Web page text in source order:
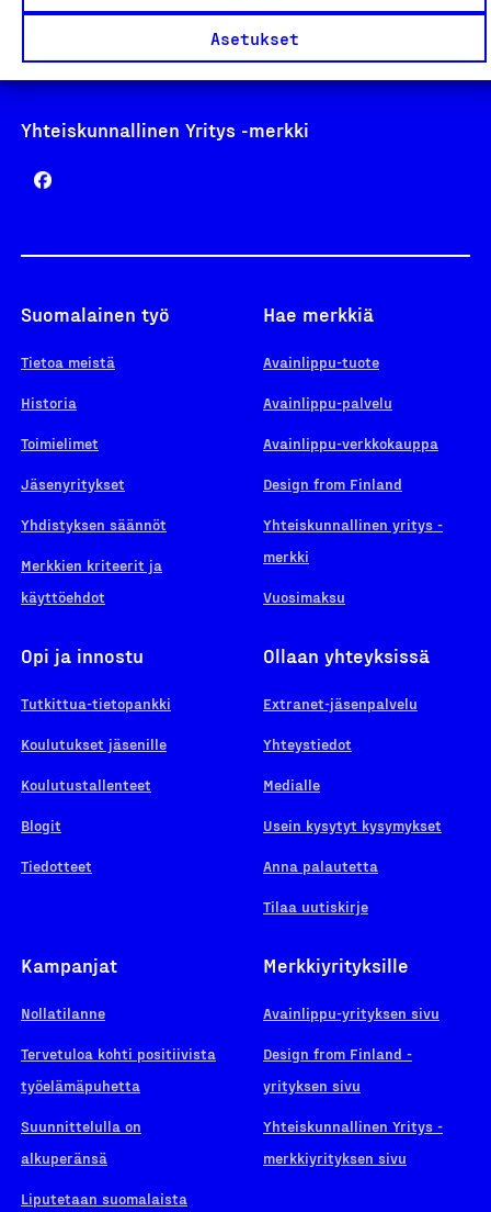
Asetukset
Design From Finland
Yhteiskunnallinen Yritys -merkki
Suomalainen työ
Tietoa meistä
Historia
Toimielimet
Jäsenyritykset
Yhdistyksen säännöt
Merkkien kriteerit ja
käyttöehdot
Hae merkkiä
Avainlippu-tuote
Avainlippu-palvelu
Avainlippu-verkkokauppa
Design from Finland
Yhteiskunnallinen yritys -
merkki
Vuosimaksu
Opi ja innostu
Tutkittua-tietopankki
Koulutukset jäsenille
Koulutustallenteet
Blogit
Tiedotteet
Ollaan yhteyksissä
Extranet-jäsenpalvelu
Yhteystiedot
Medialle
Usein kysytyt kysymykset
Anna palautetta
Tilaa uutiskirje
Kampanjat
Nollatilanne
Tervetuloa kohti positiivista
työelämäpuhetta
Suunnittelulla on
alkuperänsä
Liputetaan suomalaista
Merkkiyrityksille
Avainlippu-yrityksen sivu
Design from Finland -
yrityksen sivu
Yhteiskunnallinen Yritys -
merkkiyrityksen sivu